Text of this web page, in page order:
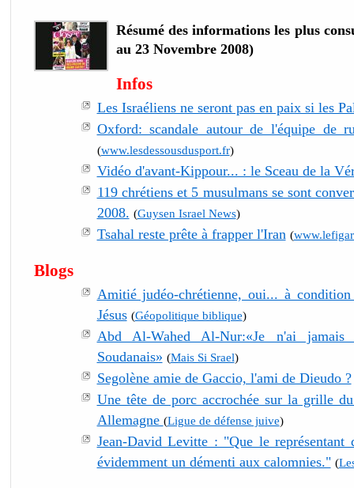
Résumé des informations les plus
au 23 Novembre 2008)
Infos
Les Israéliens ne seront pas en paix si les
Oxford: scandale autour de l'équipe de
(www.lesdessousdusport.fr)
Vidéo d'avant-Kippour... : le Sceau de la
119 chrétiens et 5 musulmans se sont
2008. (Guysen Israel News)
Tsahal reste prête à frapper l'Iran (
Blogs
Amitié judéo-chrétienne, oui... à condition
Jésus (Géopolitique biblique)
Abd Al-Wahed Al-Nur:«Je n'ai
Soudanais» (Mais Si Srael)
Segolène amie de Gaccio, l'ami de Dieudo ?
Une tête de porc accrochée sur la grille
Allemagne (Ligue de défense juive)
Jean-David Levitte : "Que le
évidemment un démenti aux calomnies." (